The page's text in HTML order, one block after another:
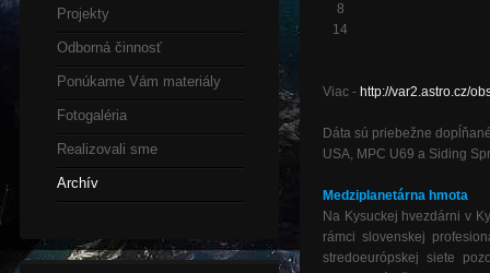
Projekty
Odborná činnosť
Ponúkame Vám materiály
Fotogaléria
Realizovali sme
Archív
8
14
Viac - http://var2.astro.cz/
Dáta sú priebežne
USA, MPC U69 a Siding
Medziplanetárna hmota
Na Kysuckej hvezdárni v
rámci slovenskej
stredoeurópskej siete